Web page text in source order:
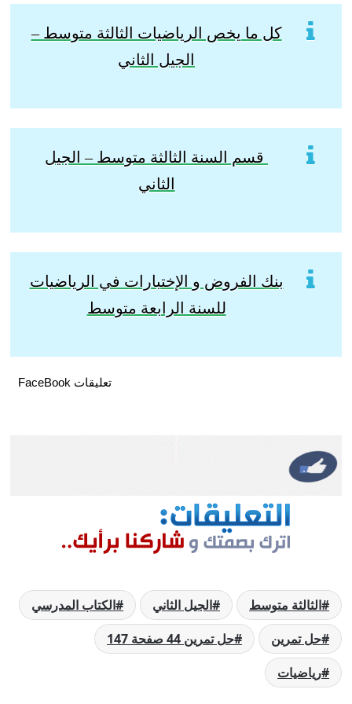
كل ما يخص الرياضيات الثالثة متوسط –
الجيل الثاني
قسم السنة الثالثة متوسط – الجيل
الثاني
بنك الفروض و الإختبارات في الرياضيات
للسنة الرابعة متوسط
تعليقات FaceBook
الثالثة متوسط الجيل الثاني
الكتاب المدرسي
حل تمرين
حل تمرين 44 صفحة 147
رياضيات